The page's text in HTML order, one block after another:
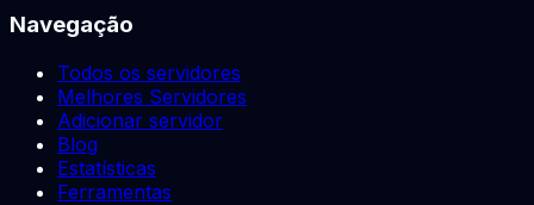
Navegação
Todos os servidores
Melhores Servidores
Adicionar servidor
Blog
Estatísticas
Ferramentas